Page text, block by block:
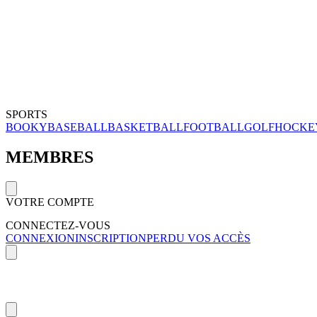
SPORTS
BOOKYBASEBALLBASKETBALLFOOTBALLGOLF
MEMBRES
VOTRE COMPTE
CONNECTEZ-VOUS
CONNEXIONINSCRIPTIONPERDU VOS ACCÈS